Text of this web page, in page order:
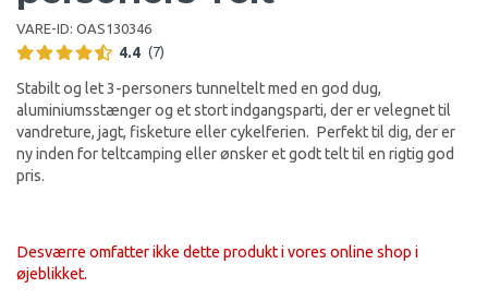
VARE-ID: OAS130346
4.4 (7)
Stabilt og let 3-personers tunneltelt med en god dug,
aluminiumsstænger og et stort indgangsparti, der er velegnet til
vandreture, jagt, fisketure eller cykelferien. Perfekt til dig, der er
ny inden for teltcamping eller ønsker et godt telt til en rigtig god
pris.
Desværre omfatter ikke dette produkt i vores online shop i
øjeblikket.